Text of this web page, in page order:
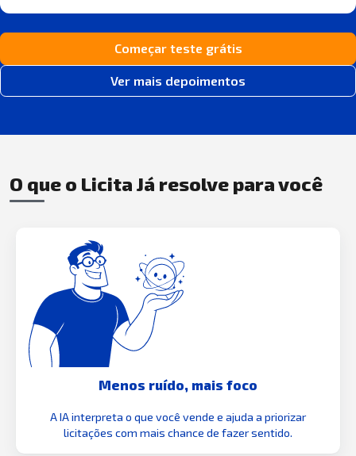
Começar teste grátis
Ver mais depoimentos
O que o Licita Já resolve para você
Menos ruído, mais foco
A IA interpreta o que você vende e ajuda a priorizar
licitações com mais chance de fazer sentido.